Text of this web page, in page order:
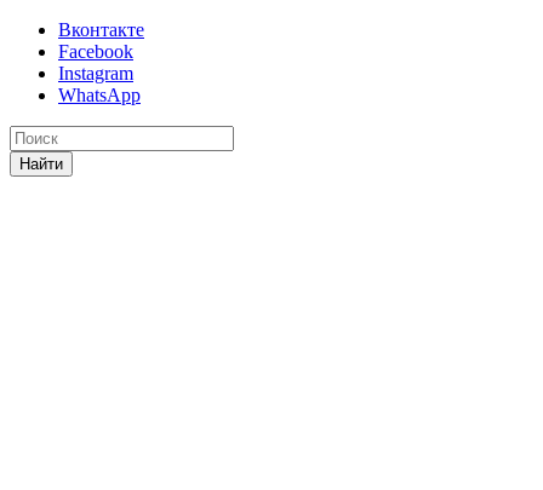
Вконтакте
Facebook
Instagram
WhatsApp
Найти